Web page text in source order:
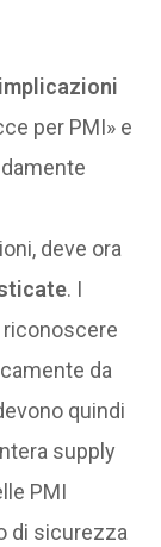
implicazioni
per PMI» e
deve ora
. I
riconoscere
da
quindi
supply
PMI
di sicurezza